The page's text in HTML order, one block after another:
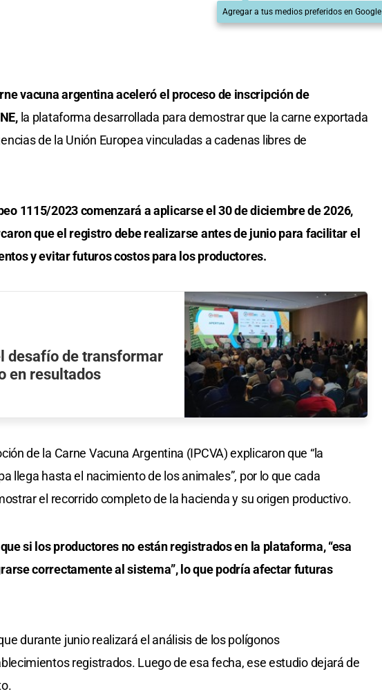
Agregar a tus medios preferidos en Google
vacuna argentina aceleró el proceso de inscripción de
la plataforma desarrollada para demostrar que la carne exportada
de la Unión Europea vinculadas a cadenas libres de
1115/2023 comenzará a aplicarse el 30 de diciembre de 2026,
que el registro debe realizarse antes de junio para facilitar el
y evitar futuros costos para los productores.
desafío de transformar
en resultados
de la Carne Vacuna Argentina (IPCVA) explicaron que “la
llega hasta el nacimiento de los animales”, por lo que cada
el recorrido completo de la hacienda y su origen productivo.
si los productores no están registrados en la plataforma, “esa
correctamente al sistema”, lo que podría afectar futuras
durante junio realizará el análisis de los polígonos
registrados. Luego de esa fecha, ese estudio dejará de